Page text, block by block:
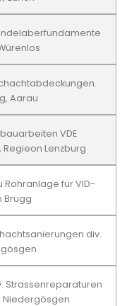
Aarau
VDE
Lenzburg
Rohranlage für VID-
Brugg
div.
Strassenreparaturen
Niedergösgen